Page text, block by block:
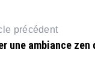
précédent
une ambiance